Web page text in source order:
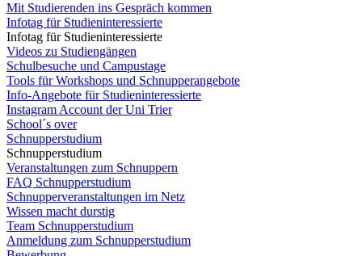
Mit Studierenden ins Gespräch kommen
Infotag für Studieninteressierte
Infotag für Studieninteressierte
Videos zu Studiengängen
Schulbesuche und Campustage
Tools für Workshops und Schnupperangebote
Info-Angebote für Studieninteressierte
Instagram Account der Uni Trier
School´s over
Schnupperstudium
Schnupperstudium
Veranstaltungen zum Schnuppern
FAQ Schnupperstudium
Schnupperveranstaltungen im Netz
Wissen macht durstig
Team Schnupperstudium
Anmeldung zum Schnupperstudium